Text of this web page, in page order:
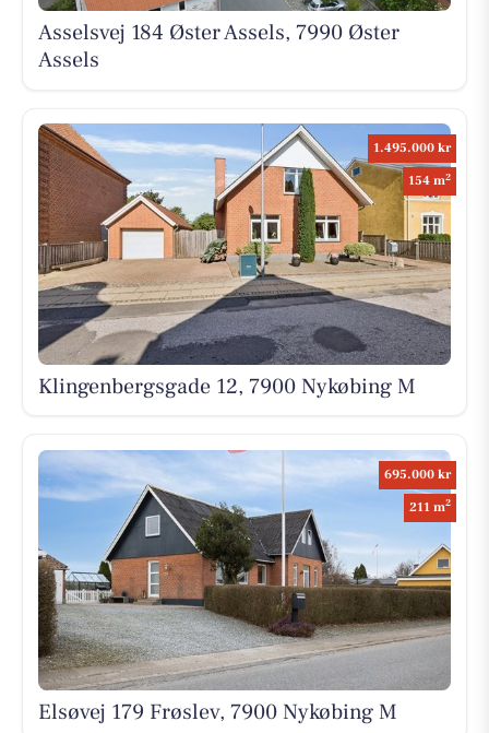
Asselsvej 184 Øster Assels, 7990 Øster
Assels
1.495.000 kr
154 m2
Klingenbergsgade 12, 7900 Nykøbing M
695.000 kr
211 m2
Elsøvej 179 Frøslev, 7900 Nykøbing M